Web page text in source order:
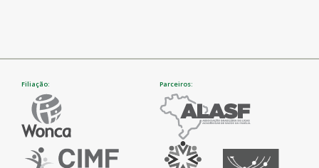
Filiação: Parceiros: